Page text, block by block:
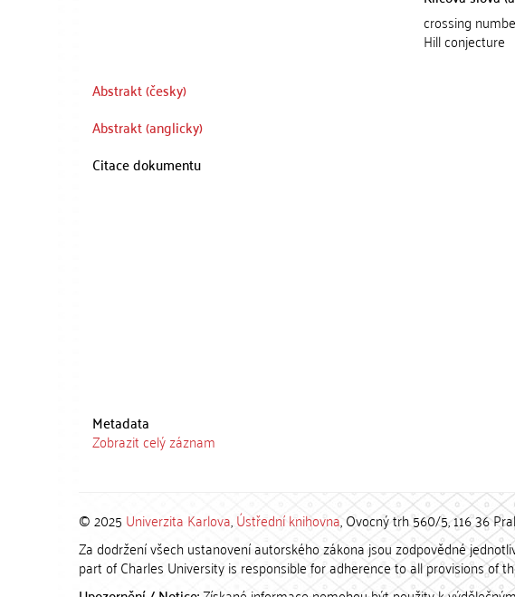
crossing
Hill conjecture
Abstrakt (česky)
Abstrakt (anglicky)
Citace dokumentu
Metadata
Zobrazit celý záznam
© 2025 Univerzita Karlova,Ústřední knihovna, Ovocný trh 560/5, 116 36
Za dodržení všech ustanovení autorského zákona jsou zodpovědné
part of Charles University is responsible for adherence to all provisions of